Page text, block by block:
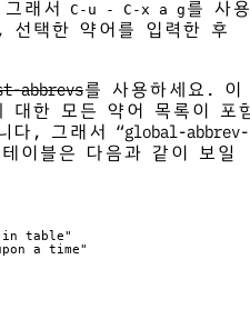
래서
C-u - C-x a g 를 사용
선택한 약어를 입력한 후
abbrevs를 사용하세요. 이
대한 모든 약어 목록이 포
다, 그래서 “global-abbrev-
이블은 다음과 같이 보일